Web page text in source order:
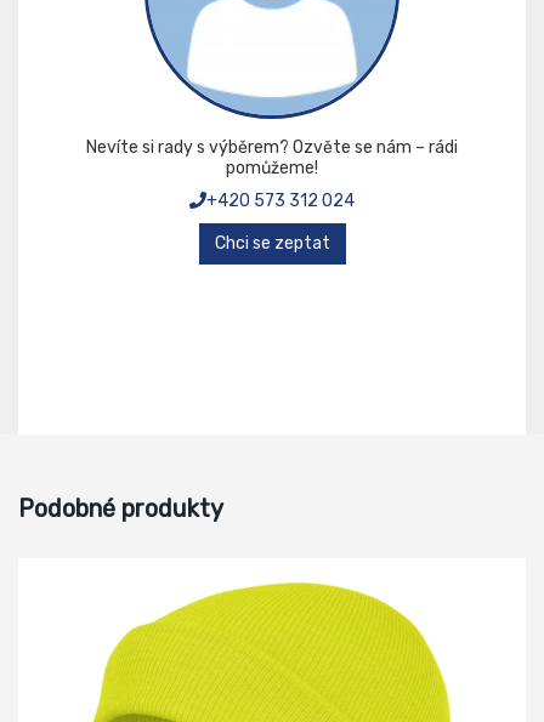
Nevíte si rady s výběrem? Ozvěte se nám – rádi
pomůžeme!
+420 573 312 024
Chci se zeptat
Podobné produkty